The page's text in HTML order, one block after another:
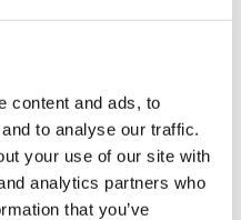
content and ads, to
to analyse our traffic.
your use of our site with
analytics partners who
that you’ve
encomenda